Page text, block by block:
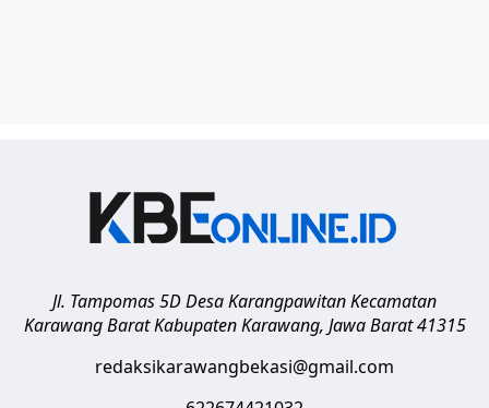
Jl. Tampomas 5D Desa Karangpawitan Kecamatan
Karawang Barat Kabupaten Karawang, Jawa Barat 41315
redaksikarawangbekasi@gmail.com